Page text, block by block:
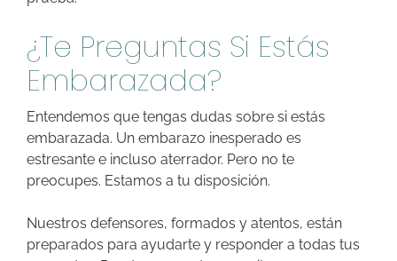
¿Te Preguntas Si Estás
Embarazada?
Entendemos que tengas dudas sobre si estás
embarazada. Un embarazo inesperado es
estresante e incluso aterrador. Pero no te
preocupes. Estamos a tu disposición.
Nuestros defensores, formados y atentos, están
preparados para ayudarte y responder a todas tus